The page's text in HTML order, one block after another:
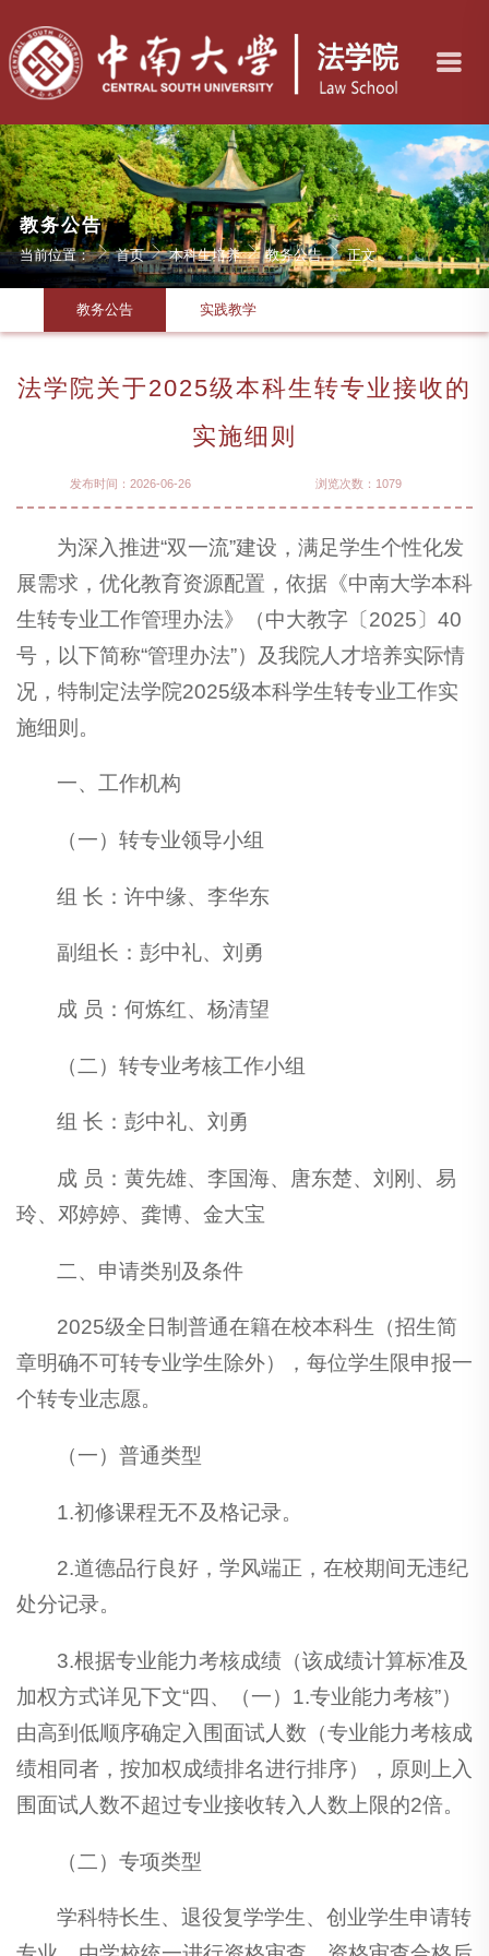
教务公告
当前位置： 首页 本科生培养 教务公告 正文
教务公告 实践教学
法学院关于2025级本科生转专业接收的
实施细则
发布时间：2026-06-26 浏览次数： 1079
为深入推进“双一流”建设，满足学生个性化发
展需求，优化教育资源配置，依据《中南大学本科
生转专业工作管理办法》（中大教字〔2025〕40
号，以下简称“管理办法”）及我院人才培养实际情
况，特制定法学院2025级本科学生转专业工作实
施细则。
一、工作机构
（一）转专业领导小组
组 长：许中缘、李华东
副组长：彭中礼、刘勇
成 员：何炼红、杨清望
（二）转专业考核工作小组
组 长：彭中礼、刘勇
成 员：黄先雄、李国海、唐东楚、刘刚、易
玲、邓婷婷、龚博、金大宝
二、申请类别及条件
2025级全日制普通在籍在校本科生（招生简
章明确不可转专业学生除外），每位学生限申报一
个转专业志愿。
（一）普通类型
1.初修课程无不及格记录。
2.道德品行良好，学风端正，在校期间无违纪
处分记录。
3.根据专业能力考核成绩（该成绩计算标准及
加权方式详见下文“四、（一）1.专业能力考核”）
由高到低顺序确定入围面试人数（专业能力考核成
绩相同者，按加权成绩排名进行排序），原则上入
围面试人数不超过专业接收转入人数上限的2倍。
（二）专项类型
学科特长生、退役复学学生、创业学生申请转